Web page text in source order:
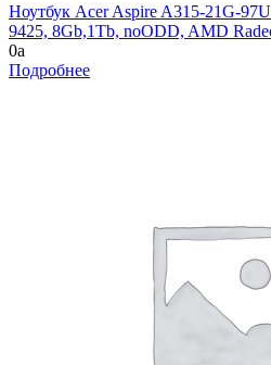
Ноутбук Acer Aspire A315-21G-
9425, 8Gb,1Tb, noODD, AMD
0a
Подробнее